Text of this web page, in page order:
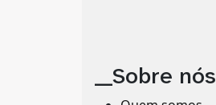
__Sobre nós